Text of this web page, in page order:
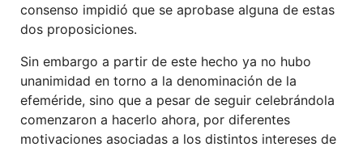
consenso impidió que se aprobase alguna de estas
dos proposiciones.
Sin embargo a partir de este hecho ya no hubo
unanimidad en torno a la denominación de la
efeméride, sino que a pesar de seguir celebrándola
comenzaron a hacerlo ahora, por diferentes
motivaciones asociadas a los distintos intereses de